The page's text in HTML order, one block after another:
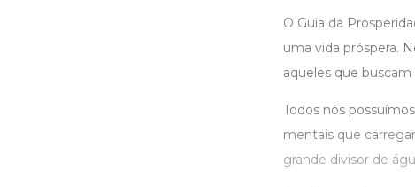
O Guia da
uma vida próspera.
aqueles que
Todos nós
mentais que
grande divisor de